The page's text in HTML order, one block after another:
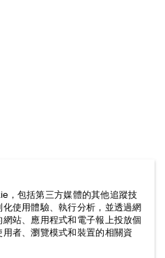
，包括第三方媒體的其他追蹤技
使用體驗、執行分析，並透過網
站、應用程式和電子報上投放個
者、瀏覽模式和裝置的相關資